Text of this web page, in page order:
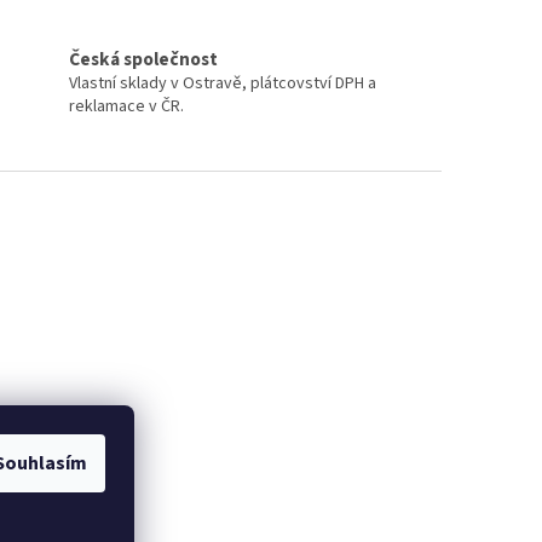
Česká společnost
Vlastní sklady v Ostravě, plátcovství DPH a
reklamace v ČR.